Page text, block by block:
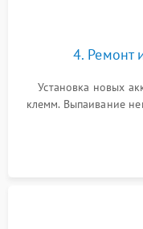
4. Ремонт
Установка новых
клемм. Выпаивание
цепи зарядки
Восстановление